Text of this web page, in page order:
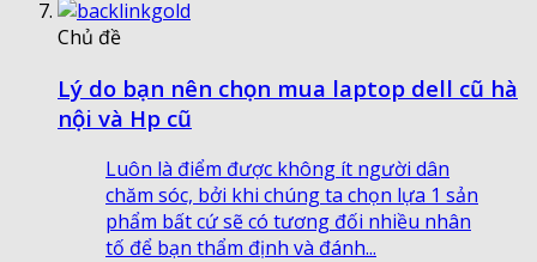
Chủ đề
Lý do bạn nên chọn mua laptop dell cũ hà
nội và Hp cũ
Luôn là điểm được không ít người dân
chăm sóc, bởi khi chúng ta chọn lựa 1 sản
phẩm bất cứ sẽ có tương đối nhiều nhân
tố để bạn thẩm định và đánh...